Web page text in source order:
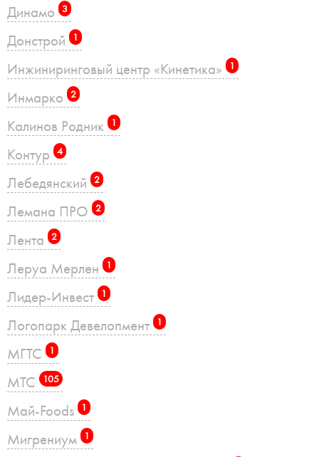
Динамо 3
Донстрой 1
Инжиниринговый центр «Кинетика» 1
Инмарко 2
Калинов Родник 1
Контур 4
Лебедянский 2
Лемана ПРО 2
Лента 2
Леруа Мерлен 1
Лидер-Инвест 1
Логопарк Девелопмент 1
МГТС 1
МТС 105
Май-Foods 1
Мигрениум 1